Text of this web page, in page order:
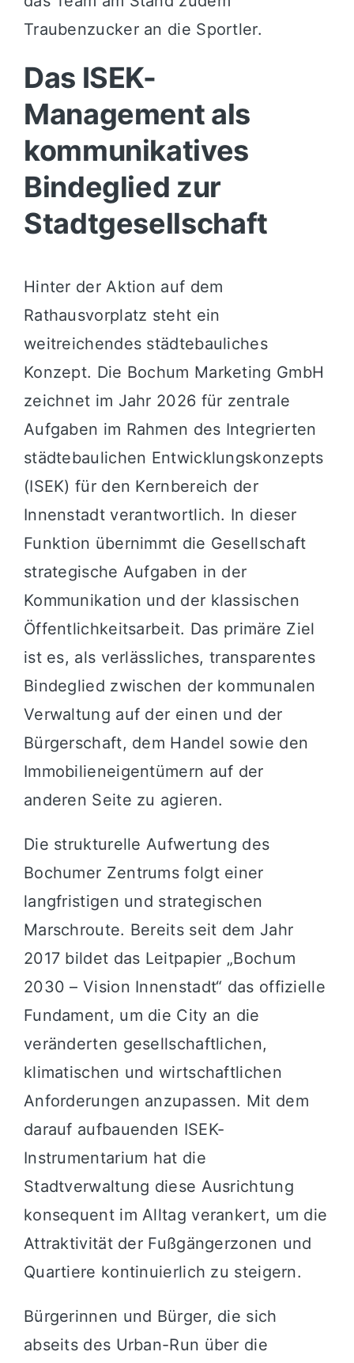
Traubenzucker an die Sportler.
Das ISEK-
Management als
kommunikatives
Bindeglied zur
Stadtgesellschaft
Hinter der Aktion auf dem
Rathausvorplatz steht ein
weitreichendes städtebauliches
Konzept. Die Bochum Marketing GmbH
zeichnet im Jahr 2026 für zentrale
Aufgaben im Rahmen des Integrierten
städtebaulichen Entwicklungskonzepts
(ISEK) für den Kernbereich der
Innenstadt verantwortlich. In dieser
Funktion übernimmt die Gesellschaft
strategische Aufgaben in der
Kommunikation und der klassischen
Öffentlichkeitsarbeit. Das primäre Ziel
ist es, als verlässliches, transparentes
Bindeglied zwischen der kommunalen
Verwaltung auf der einen und der
Bürgerschaft, dem Handel sowie den
Immobilieneigentümern auf der
anderen Seite zu agieren.
Die strukturelle Aufwertung des
Bochumer Zentrums folgt einer
langfristigen und strategischen
Marschroute. Bereits seit dem Jahr
2017 bildet das Leitpapier „Bochum
2030 – Vision Innenstadt“ das offizielle
Fundament, um die City an die
veränderten gesellschaftlichen,
klimatischen und wirtschaftlichen
Anforderungen anzupassen. Mit dem
darauf aufbauenden ISEK-
Instrumentarium hat die
Stadtverwaltung diese Ausrichtung
konsequent im Alltag verankert, um die
Attraktivität der Fußgängerzonen und
Quartiere kontinuierlich zu steigern.
Bürgerinnen und Bürger, die sich
abseits des Urban-Run über die